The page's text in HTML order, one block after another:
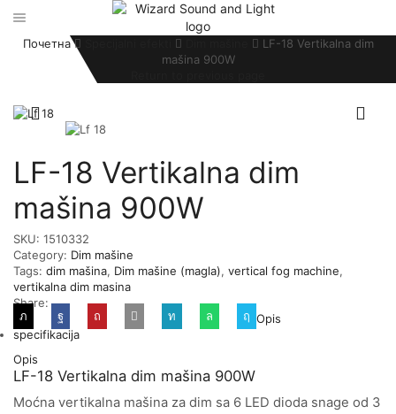
Почетна
LF-18 Vertikalna dim
mašina 900W
LF-18 Vertikalna dim
mašina 900W
SKU: 1510332
Category: Dim mašine
Tags: dim mašina, Dim mašine (magla), vertical fog machine,
vertikalna dim masina
Share:
Opis
specifikacija
Opis
LF-18 Vertikalna dim mašina 900W
Moćna vertikalna mašina za dim sa 6 LED dioda snage od 3